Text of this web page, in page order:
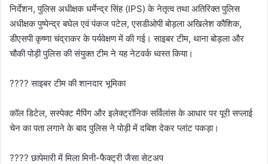
निर्देशन, पुलिस अधीक्षक धर्मेन्द्र सिंह (IPS) के नेतृत्व तथा अतिरिक्त पुलिस
अधीक्षक पुष्पेन्द्र बघेल एवं पंकज पटेल, एसडीओपी बोड़ला अखिलेश कौशिक,
डीएसपी कृष्णा चंद्राकर के पर्यवेक्षण में की गई। साइबर टीम, थाना बोड़ला और
चौकी पोड़ी पुलिस की संयुक्त टीम ने यह नेटवर्क ध्वस्त किया।
???? साइबर टीम की शानदार भूमिका
कॉल डिटेल, सस्पेक्ट मैपिंग और इलेक्ट्रॉनिक सर्विलांस के आधार पर पूरी सप्लाई
चेन का पता लगाने के बाद पुलिस ने पोड़ी में दबिश देकर प्लांट पकड़ा।
???? छापेमारी में मिला मिनी-फैक्ट्री जैसा सेटअप